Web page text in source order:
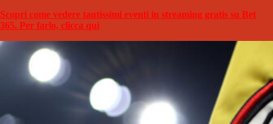
Scopri come vedere tantissimi eventi in streaming gratis su Bet
365. Per farlo, clicca qui